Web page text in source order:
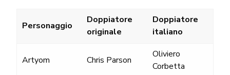
Personaggio
Doppiatore
originale
Doppiatore
italiano
Artyom Chris Parson
Oliviero
Corbetta